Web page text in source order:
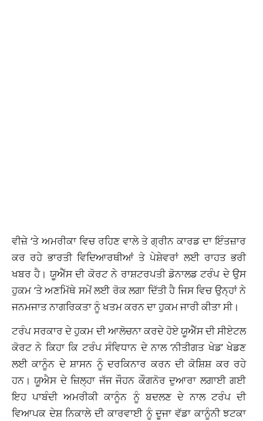
ਵੀਜ਼ੇ ‘ਤੇ ਅਮਰੀਕਾ ਵਿਚ ਰਹਿਣ ਵਾਲੇ ਤੇ ਗ੍ਰੀਨ ਕਾਰਡ ਦਾ ਇੰਤਜ਼ਾਰ
ਕਰ ਰਹੇ ਭਾਰਤੀ ਵਿਦਿਆਰਥੀਆਂ ਤੇ ਪੇਸ਼ੇਵਰਾਂ ਲਈ ਰਾਹਤ ਭਰੀ
ਖਬਰ ਹੈ। ਯੂਐੱਸ ਦੀ ਕੋਰਟ ਨੇ ਰਾਸ਼ਟਰਪਤੀ ਡੋਨਾਲਡ ਟਰੰਪ ਦੇ ਉਸ
ਹੁਕਮ ‘ਤੇ ਅਣਮਿੱਥੇ ਸਮੇਂ ਲਈ ਰੋਕ ਲਗਾ ਦਿੱਤੀ ਹੈ ਜਿਸ ਵਿਚ ਉਨ੍ਹਾਂ ਨੇ
ਜਨਮਜਾਤ ਨਾਗਰਿਕਤਾ ਨੂੰ ਖਤਮ ਕਰਨ ਦਾ ਹੁਕਮ ਜਾਰੀ ਕੀਤਾ ਸੀ।
ਟਰੰਪ ਸਰਕਾਰ ਦੇ ਹੁਕਮ ਦੀ ਆਲੋਚਨਾ ਕਰਦੇ ਹੋਏ ਯੂਐੱਸ ਦੀ ਸੀਏਟਲ
ਕੋਰਟ ਨੇ ਕਿਹਾ ਕਿ ਟਰੰਪ ਸੰਵਿਧਾਨ ਦੇ ਨਾਲ ‘ਨੀਤੀਗਤ ਖੇਡ’ ਖੇਡਣ
ਲਈ ਕਾਨੂੰਨ ਦੇ ਸ਼ਾਸਨ ਨੂੰ ਦਰਕਿਨਾਰ ਕਰਨ ਦੀ ਕੋਸ਼ਿਸ਼ ਕਰ ਰਹੇ
ਹਨ। ਯੂਐਸ ਦੇ ਜ਼ਿਲ੍ਹਾ ਜੱਜ ਜੌਹਨ ਕੌਗਨੋਰ ਦੁਆਰਾ ਲਗਾਈ ਗਈ
ਇਹ ਪਾਬੰਦੀ ਅਮਰੀਕੀ ਕਾਨੂੰਨ ਨੂੰ ਬਦਲਣ ਦੇ ਨਾਲ ਟਰੰਪ ਦੀ
ਵਿਆਪਕ ਦੇਸ਼ ਨਿਕਾਲੇ ਦੀ ਕਾਰਵਾਈ ਨੂੰ ਦੂਜਾ ਵੱਡਾ ਕਾਨੂੰਨੀ ਝਟਕਾ